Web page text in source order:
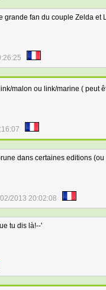
grande fan du couple Zelda et
malon ou link/marine ( peut
dans certaines editions
2013 20:02:08
tu dis là!--'